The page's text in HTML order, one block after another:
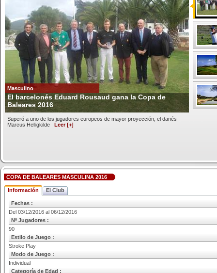
Masculino
El barcelonés Eduard Rousaud gana la Copa de
Baleares 2016
Superó a uno de los jugadores europeos de mayor proyección, el danés
Marcus Helligkilde Leer [+]
COPA DE BALEARES MASCULINA 2016
Información El Club
Fechas :
Del 03/12/2016 al 06/12/2016
Nº Jugadores :
90
Estilo de Juego :
Stroke Play
Modo de Juego :
Individual
Categoría de Edad :